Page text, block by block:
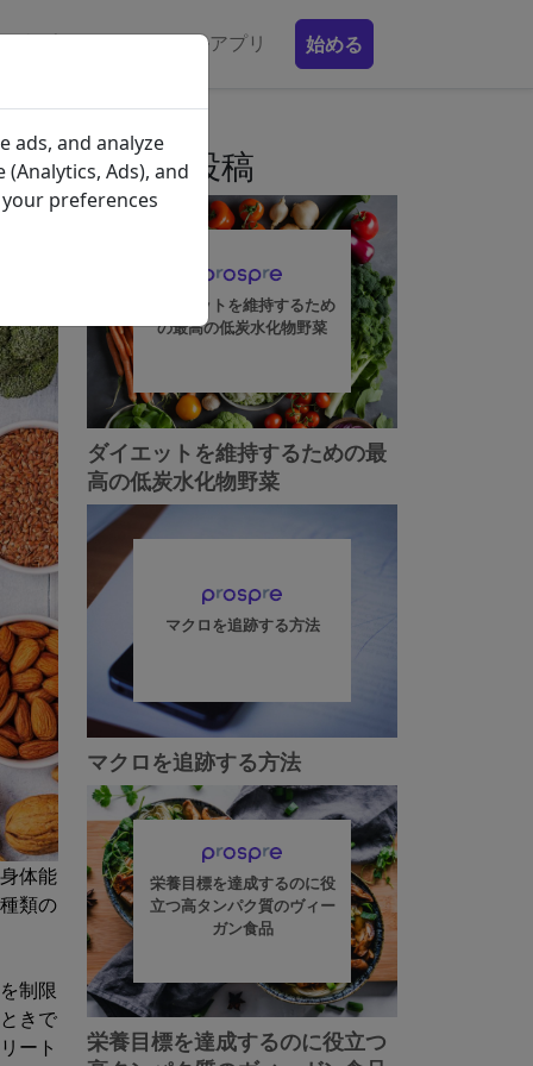
食事プラン モバイルアプリ 始める
体能
類の
制限
きで
ート
最近の投稿
ダイエットを維持するため
の最高の低炭水化物野菜
ダイエットを維持するための最
高の低炭水化物野菜
マクロを追跡する方法
マクロを追跡する方法
栄養目標を達成するのに役
立つ高タンパク質のヴィー
ガン食品
栄養目標を達成するのに役立つ
ads, and analyze
Ads), and
preferences